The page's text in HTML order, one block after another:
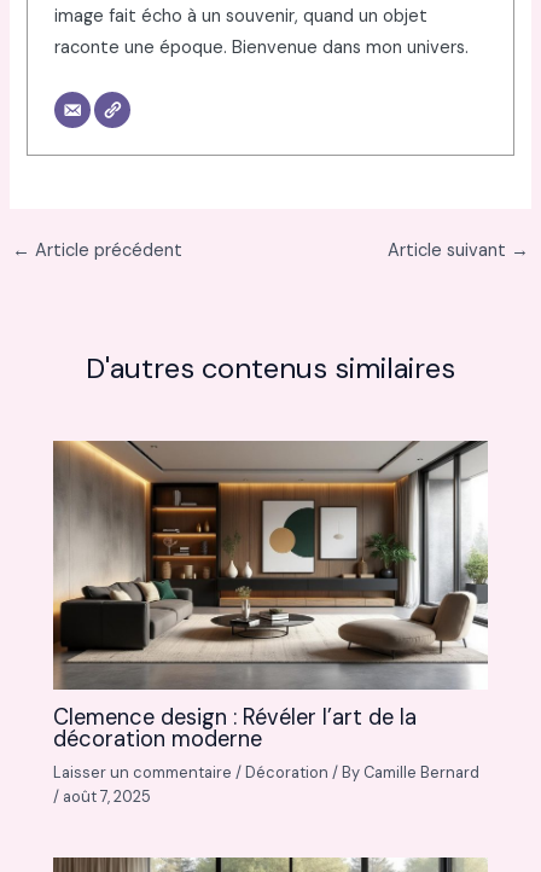
image fait écho à un souvenir, quand un objet
raconte une époque. Bienvenue dans mon univers.
← Article précédent Article suivant →
D'autres contenus similaires
Clemence design : Révéler l’art de la
décoration moderne
Laisser un commentaire /Décoration / By Camille Bernard
/ août 7, 2025